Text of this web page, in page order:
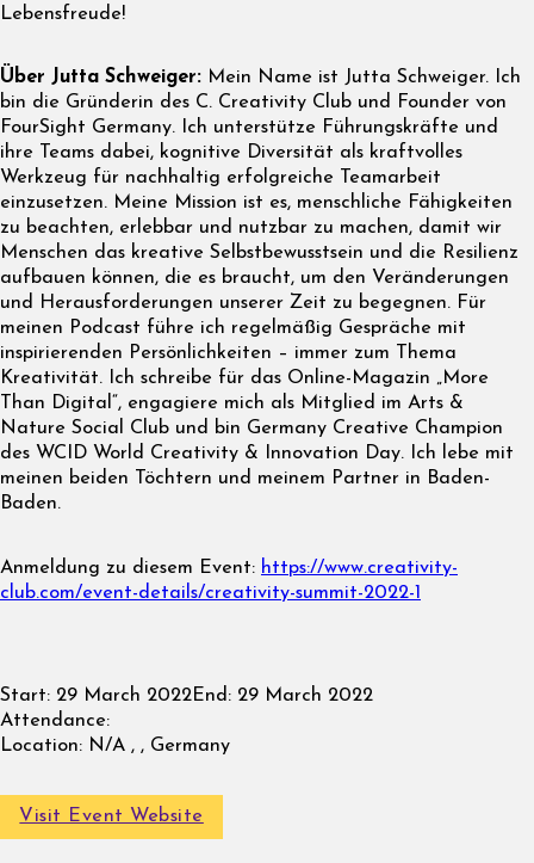
Lebensfreude!
Über Jutta Schweiger: Mein Name ist Jutta Schweiger. Ich
bin die Gründerin des C. Creativity Club und Founder von
FourSight Germany. Ich unterstütze Führungskräfte und
ihre Teams dabei, kognitive Diversität als kraftvolles
Werkzeug für nachhaltig erfolgreiche Teamarbeit
einzusetzen. Meine Mission ist es, menschliche Fähigkeiten
zu beachten, erlebbar und nutzbar zu machen, damit wir
Menschen das kreative Selbstbewusstsein und die Resilienz
aufbauen können, die es braucht, um den Veränderungen
und Herausforderungen unserer Zeit zu begegnen. Für
meinen Podcast führe ich regelmäßig Gespräche mit
inspirierenden Persönlichkeiten – immer zum Thema
Kreativität. Ich schreibe für das Online-Magazin „More
Than Digital“, engagiere mich als Mitglied im Arts &
Nature Social Club und bin Germany Creative Champion
des WCID World Creativity & Innovation Day. Ich lebe mit
meinen beiden Töchtern und meinem Partner in Baden-
Baden.
Anmeldung zu diesem Event: https://www.creativity-
club.com/event-details/creativity-summit-2022-1
Start: 29 March 2022End: 29 March 2022
Attendance:
Location: N/A , , Germany
Visit Event Website